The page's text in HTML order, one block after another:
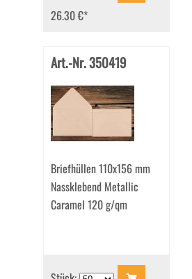
26.30 €*
Art.-Nr. 350419
Briefhüllen 110x156 mm
Nassklebend Metallic
Caramel 120 g/qm